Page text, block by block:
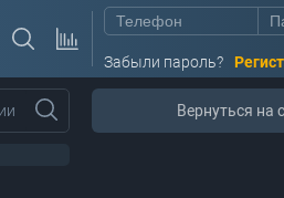
Забыли пароль?
Вернуться на